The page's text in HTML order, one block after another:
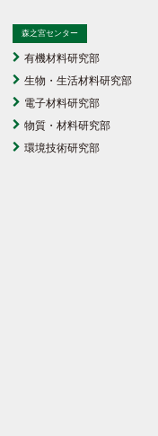
森之宮センター
有機材料研究部
生物・生活材料研究部
電子材料研究部
物質・材料研究部
環境技術研究部